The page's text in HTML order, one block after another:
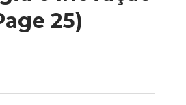
25)